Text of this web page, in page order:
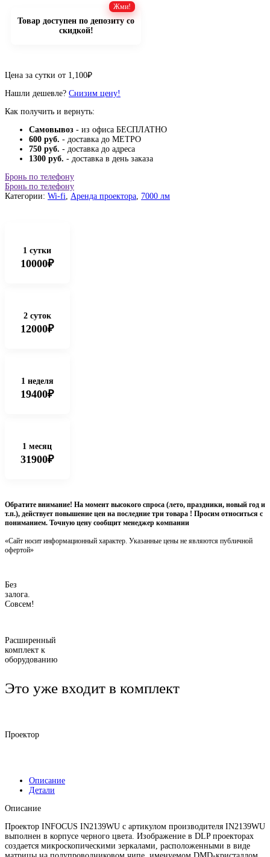
Товар доступен по депозиту со
скидкой!
Цена за сутки от 1,100₽
Нашли дешевле? Снизим цену!
Как получить и вернуть:
Самовывоз - из офиса БЕСПЛАТНО
600 руб. - доставка до МЕТРО
750 руб. - доставка до адреса
1300 руб. - доставка в день заказа
Бронь по телефону
Бронь по телефону
Категории: Wi-fi, Аренда проектора, 7000 лм
1 сутки
10000₽
2 суток
12000₽
1 неделя
19400₽
1 месяц
31900₽
Обратите внимание! На момент высокого спроса (лето, праздники, новый год и
т.п.), действует повышение цен на последние три товара ! Просим относиться с
пониманием. Точную цену сообщит менеджер компании
«Сайт носит информационный характер. Указанные цены не являются публичной
офертой»
Без
залога.
Совсем!
Расширенный
комплект к
оборудованию
Это уже входит в комплект
Проектор
Описание
Детали
Описание
Проектор INFOCUS IN2139WU с артикулом производителя IN2139WU
выполнен в корпусе черного цвета. Изображение в DLP проекторах
создается микроскопическими зеркалами, расположенными в виде